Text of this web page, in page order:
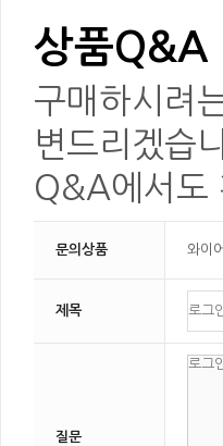
상품Q&A
구매하시려
변드리겠습
Q&A에서도
문의상품 와이
제목
질문